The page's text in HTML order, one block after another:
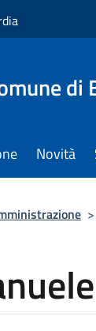
di
Novità
>